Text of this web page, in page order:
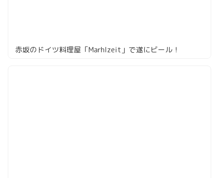
赤坂のドイツ料理屋「Marhlzeit」で遂にビール！